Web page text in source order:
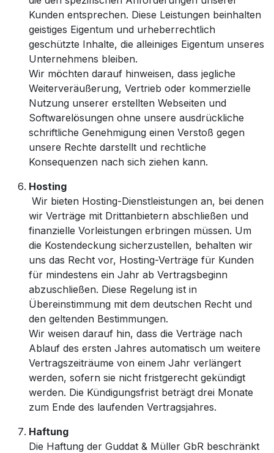
Kunden entsprechen. Diese Leistungen beinhalten
geistiges Eigentum und urheberrechtlich
geschützte Inhalte, die alleiniges Eigentum unseres
Unternehmens bleiben.
Wir möchten darauf hinweisen, dass jegliche
Weiterveräußerung, Vertrieb oder kommerzielle
Nutzung unserer erstellten Webseiten und
Softwarelösungen ohne unsere ausdrückliche
schriftliche Genehmigung einen Verstoß gegen
unsere Rechte darstellt und rechtliche
Konsequenzen nach sich ziehen kann.
Hosting
Wir bieten Hosting-Dienstleistungen an, bei denen
wir Verträge mit Drittanbietern abschließen und
finanzielle Vorleistungen erbringen müssen. Um
die Kostendeckung sicherzustellen, behalten wir
uns das Recht vor, Hosting-Verträge für Kunden
für mindestens ein Jahr ab Vertragsbeginn
abzuschließen. Diese Regelung ist in
Übereinstimmung mit dem deutschen Recht und
den geltenden Bestimmungen.
Wir weisen darauf hin, dass die Verträge nach
Ablauf des ersten Jahres automatisch um weitere
Vertragszeiträume von einem Jahr verlängert
werden, sofern sie nicht fristgerecht gekündigt
werden. Die Kündigungsfrist beträgt drei Monate
zum Ende des laufenden Vertragsjahres.
Haftung
Die Haftung der Guddat & Müller GbR beschränkt